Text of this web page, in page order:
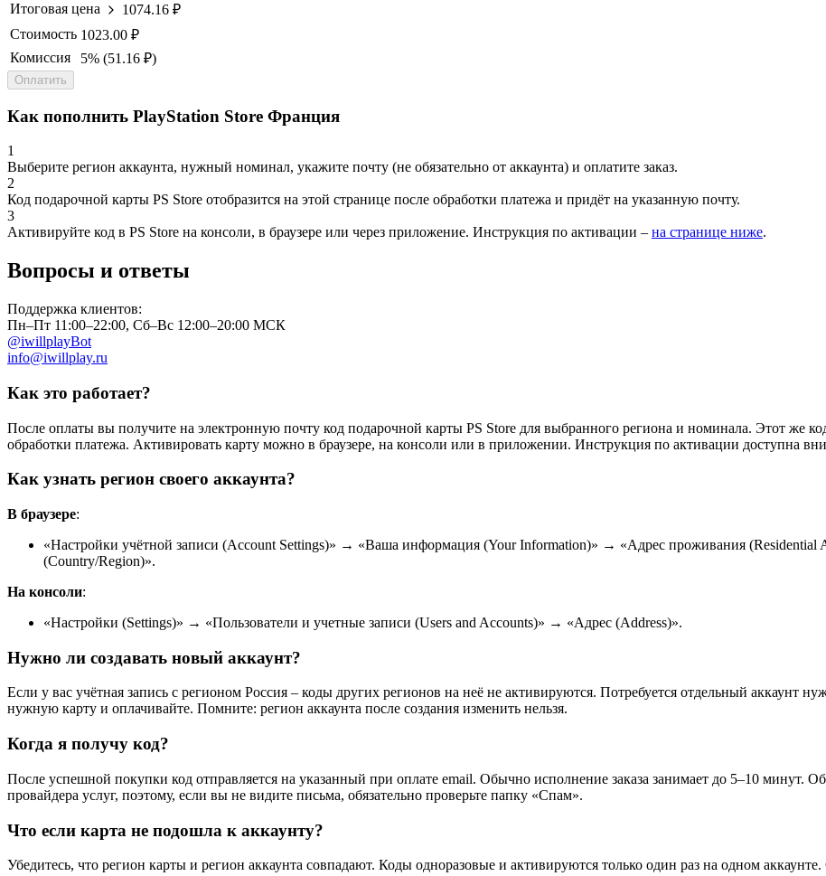
Итоговая цена
1074.16 ₽
Стоимость 1023.00 ₽
Комиссия
5% (51.16 ₽)
Оплатить
Как пополнить PlayStation Store Франция
1
Выберите регион аккаунта, нужный номинал, укажите почту (не обязательно от аккаунта) и оплатите заказ.
2
Код подарочной карты PS Store отобразится на этой странице после обработки платежа и придёт на указанную почту.
3
Активируйте код в PS Store на консоли, в браузере или через приложение. Инструкция по активации – на странице ниже.
Вопросы и ответы
Поддержка клиентов:
Пн–Пт 11:00–22:00, Сб–Вс 12:00–20:00 МСК
@iwillplayBot
info@iwillplay.ru
Как это работает?
После оплаты вы получите на электронную почту код подарочной карты PS Store для выбранного региона и номинала. Этот же
обработки платежа. Активировать карту можно в браузере, на консоли или в приложении. Инструкция по активации доступна
Как узнать регион своего аккаунта?
В браузере:
«Настройки учётной записи (Account Settings)» → «Ваша информация (Your Information)» → «Адрес проживания
(Country/Region)».
На консоли:
«Настройки (Settings)» → «Пользователи и учетные записи (Users and Accounts)» → «Адрес (Address)».
Нужно ли создавать новый аккаунт?
Если у вас учётная запись с регионом Россия – коды других регионов на неё не активируются. Потребуется отдельный аккаунт
нужную карту и оплачивайте. Помните: регион аккаунта после создания изменить нельзя.
Когда я получу код?
После успешной покупки код отправляется на указанный при оплате email. Обычно исполнение заказа занимает до 5–10 минут.
провайдера услуг, поэтому, если вы не видите письма, обязательно проверьте папку «Спам».
Что если карта не подошла к аккаунту?
Убедитесь, что регион карты и регион аккаунта совпадают. Коды одноразовые и активируются только один раз на одном